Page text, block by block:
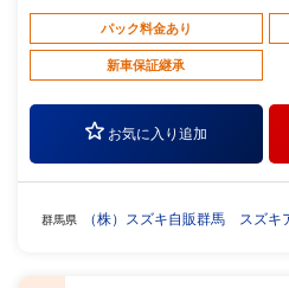
パック料金あり
新車保証継承
お気に入り追加
群馬県 （株）スズキ自販群馬 スズキ